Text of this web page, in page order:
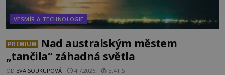
VESMÍR A TECHNOLOGIE
PREMIUM
Nad australským městem
„tančila“ záhadná světla
OD EVA SOUKUPOVÁ 4.7.2026 3.4TIS